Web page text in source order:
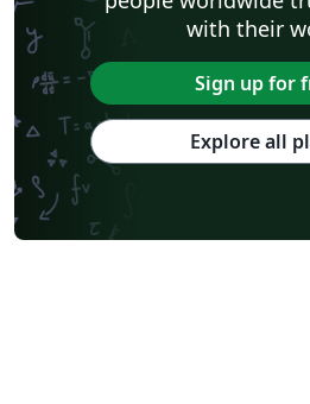
with their
Sign up for
Explore all